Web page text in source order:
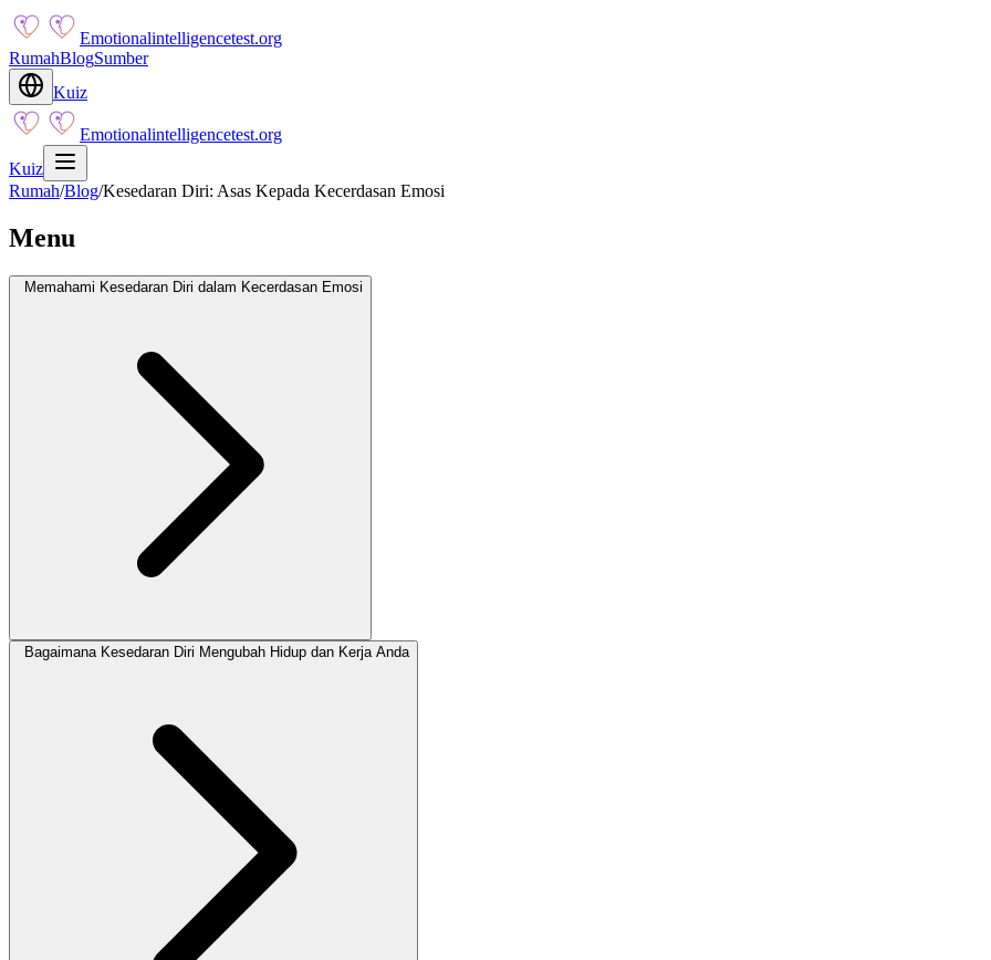
Emotionalintelligencetest.org
RumahBlogSumber
Kuiz
Emotionalintelligencetest.org
Kuiz
Rumah/Blog/Kesedaran Diri: Asas Kepada Kecerdasan Emosi
Menu
Memahami Kesedaran Diri dalam Kecerdasan Emosi
Bagaimana Kesedaran Diri Mengubah Hidup dan Kerja Anda